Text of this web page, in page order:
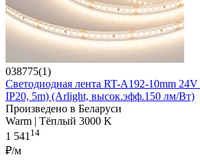
038775(1)
Светодиодная лента RT-A192-10mm
IP20, 5m) (Arlight, высок.эфф.150 лм/Вт)
Произведено в Беларуси
Warm | Тёплый 3000 K
1 541 14
₽/м